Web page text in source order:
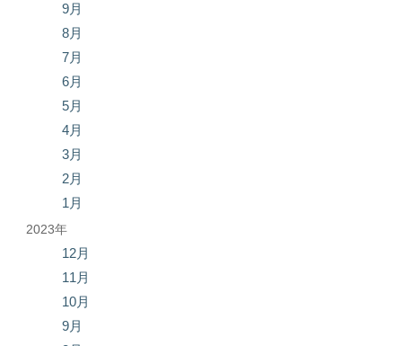
9月
8月
7月
6月
5月
4月
3月
2月
1月
2023年
12月
11月
10月
9月